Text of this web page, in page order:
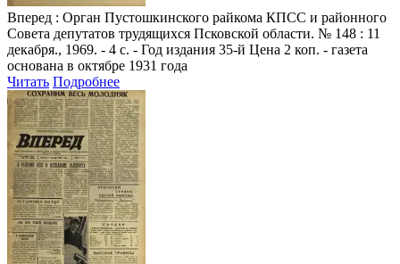
Вперед : Орган Пустошкинского райкома КПСС и районного
Совета депутатов трудящихся Псковской области. № 148 : 11
декабря., 1969. - 4 с. - Год издания 35-й Цена 2 коп. - газета
основана в октябре 1931 года
Читать Подробнее